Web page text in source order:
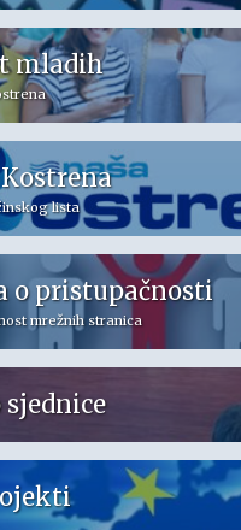
mladih
lista
o pristupačnosti
mrežnih stranica
sjednice